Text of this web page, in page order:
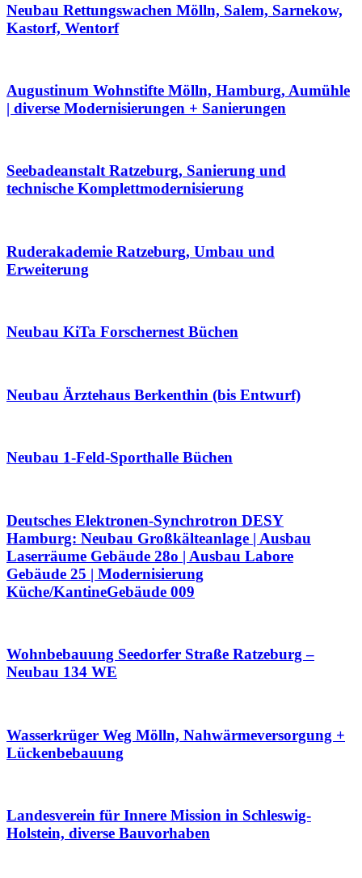
Neubau Rettungswachen Mölln, Salem, Sarnekow,
Kastorf, Wentorf
Augustinum Wohnstifte Mölln, Hamburg, Aumühle
| diverse Modernisierungen + Sanierungen
Seebadeanstalt Ratzeburg, Sanierung und
technische Komplettmodernisierung
Ruderakademie Ratzeburg, Umbau und
Erweiterung
Neubau KiTa Forschernest Büchen
Neubau Ärztehaus Berkenthin (bis Entwurf)
Neubau 1-Feld-Sporthalle Büchen
Deutsches Elektronen-Synchrotron DESY
Hamburg: Neubau Großkälteanlage | Ausbau
Laserräume Gebäude 28o | Ausbau Labore
Gebäude 25 | Modernisierung
Küche/KantineGebäude 009
Wohnbebauung Seedorfer Straße Ratzeburg –
Neubau 134 WE
Wasserkrüger Weg Mölln, Nahwärmeversorgung +
Lückenbebauung
Landesverein für Innere Mission in Schleswig-
Holstein, diverse Bauvorhaben